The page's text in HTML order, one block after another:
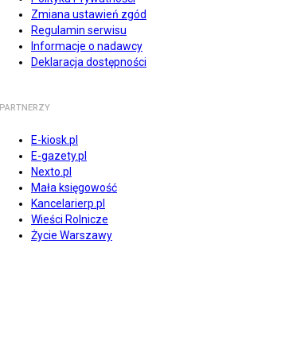
Zmiana ustawień zgód
Regulamin serwisu
Informacje o nadawcy
Deklaracja dostępności
PARTNERZY
E-kiosk.pl
E-gazety.pl
Nexto.pl
Mała księgowość
Kancelarierp.pl
Wieści Rolnicze
Życie Warszawy